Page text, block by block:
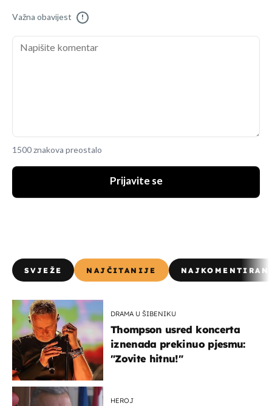
Važna obavijest !
1500 znakova preostalo
Prijavite se
SVJEŽE NAJČITANIJE
DRAMA U ŠIBENIKU
Thompson usred koncerta
iznenada prekinuo pjesmu:
"Zovite hitnu!"
HEROJ